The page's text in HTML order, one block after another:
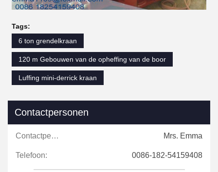
Tags:
6 ton grendelkraan
120 m Gebouwen van de opheffing van de boor
Luffing mini-derrick kraan
Contactpersonen
Contactpersonen: Mrs. Emma
Telefoon: 0086-182-54159408